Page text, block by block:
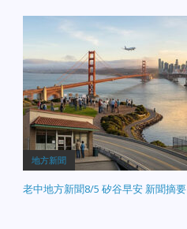
地方新聞
老中地方新聞8/5 矽谷早安 新聞摘要